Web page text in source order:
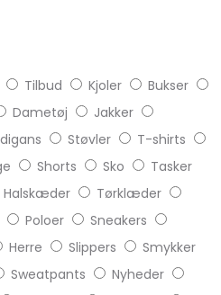
Tilbud Kjoler
Bukser
Dametøj
Jakker
Støvler
T-shirts
Shorts Sko
Tasker
Halskæder
Tørklæder
Poloer
Sneakers
Herre Slippers
Smykker
Sweatpants
Nyheder